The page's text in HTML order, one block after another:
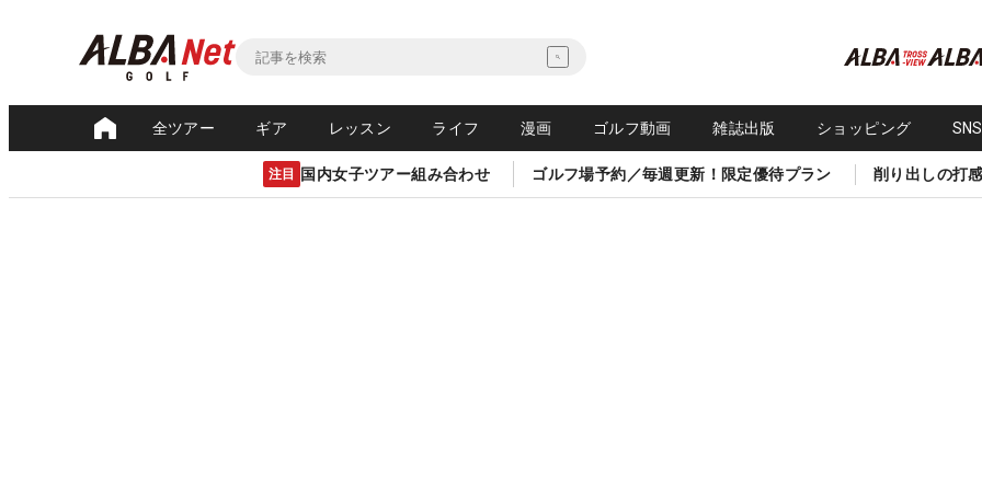
全ツアー ギア レッスン ライフ 漫画 ゴルフ動画 雑誌出版 ショッピング
注目 国内女子ツアー組み合わせ ゴルフ場予約／毎週更新！限定優待プラン 削り出しの打